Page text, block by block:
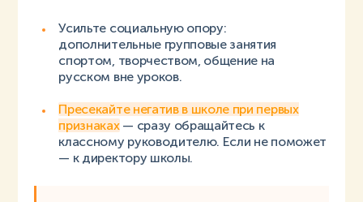
Усильте социальную опору:
дополнительные групповые занятия
спортом, творчеством, общение на
русском вне уроков.
Пресекайте негатив в школе при первых
признаках— сразу обращайтесь к
классному руководителю. Если не поможет
— к директору школы.